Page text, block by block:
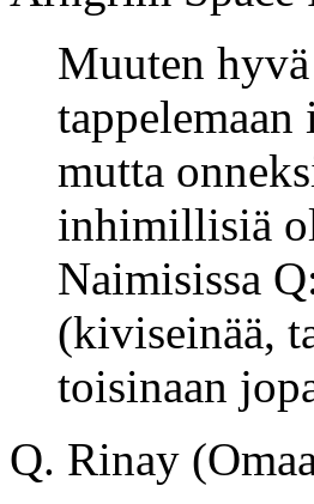
Muuten
mutta
inhimillisiä
Naimisissa
(kiviseinää,
toisinaan
Q. Rinay